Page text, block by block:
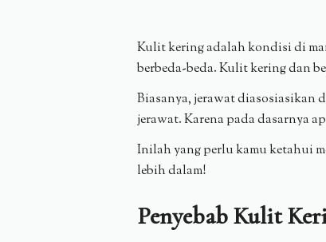
Kulit kering adalah kondisi di
berbeda-beda. Kulit kering dan
Biasanya, jerawat diasosiasikan
jerawat. Karena pada dasarnya
Inilah yang perlu kamu ketahui
lebih dalam!
Penyebab Kulit